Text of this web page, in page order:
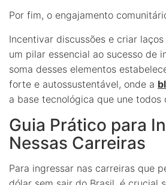
Por fim, o engajamento
Incentivar discussões e criar
um pilar essencial ao sucesso de
soma desses elementos
forte e autossustentável, onde a
a base tecnológica que une todos
Guia Prático para
Nessas Carreiras
Para ingressar nas carreiras que